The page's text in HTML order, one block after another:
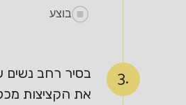
בוצע
3.
בסיר רחב נשים
את הקציצות